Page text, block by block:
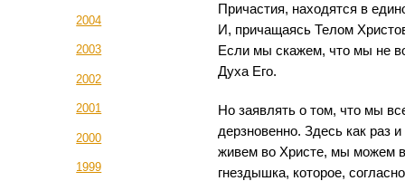
2004
2003
2002
2001
2000
1999
Причастия, находятся в
И, причащаясь Телом
Если мы скажем, что мы не
Духа Его.
Но заявлять о том, что мы
дерзновенно. Здесь как раз
живем во Христе, мы можем
гнездышка, которое,